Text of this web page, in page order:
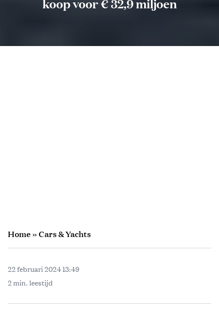
koop voor € 32,9 miljoen
Home»Cars & Yachts
22 februari 2024 13:49
2 min. leestijd